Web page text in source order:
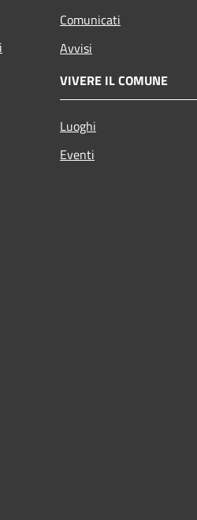
Comunicati
Avvisi
VIVERE IL COMUNE
Luoghi
Eventi